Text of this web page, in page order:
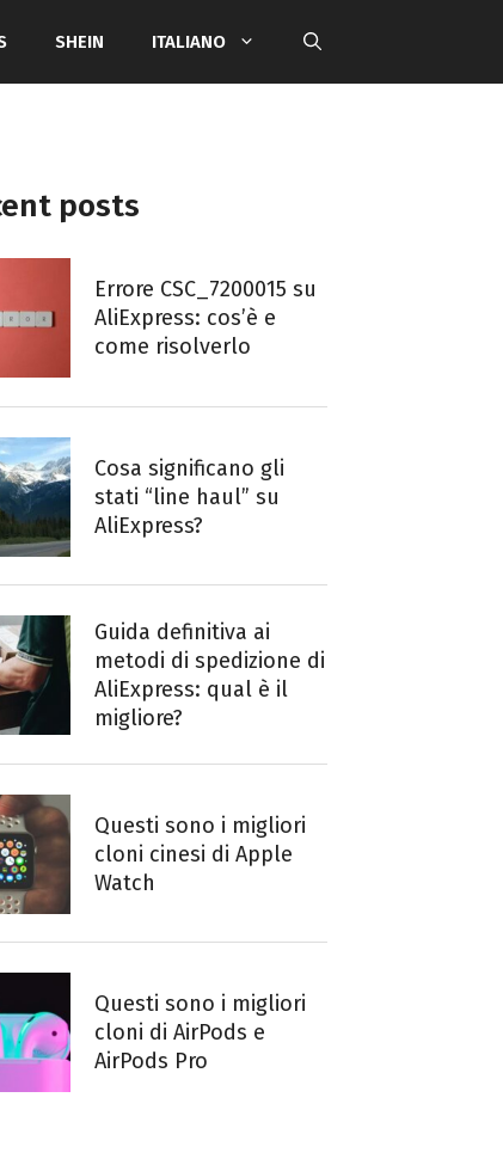
SHEIN ITALIANO
posts
Errore CSC_7200015 su
AliExpress: cos’è e
come risolverlo
Cosa significano gli
stati “line haul” su
AliExpress?
Guida definitiva ai
metodi di spedizione di
AliExpress: qual è il
migliore?
Questi sono i migliori
cloni cinesi di Apple
Watch
Questi sono i migliori
cloni di AirPods e
AirPods Pro